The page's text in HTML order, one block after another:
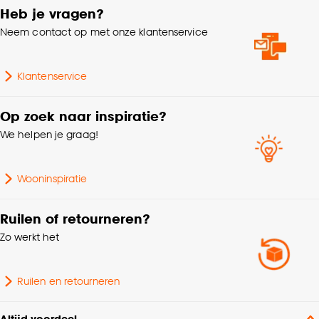
kan aanpassen, bekijk hiervoor onze
cookieverklaring.
Heb je vragen?
Neem contact op met onze klantenservice
Klantenservice
Op zoek naar inspiratie?
We helpen je graag!
Wooninspiratie
Ruilen of retourneren?
Zo werkt het
Ruilen en retourneren